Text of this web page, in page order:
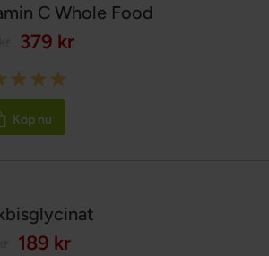
C Whole Food
379 kr
Köp nu
189 kr